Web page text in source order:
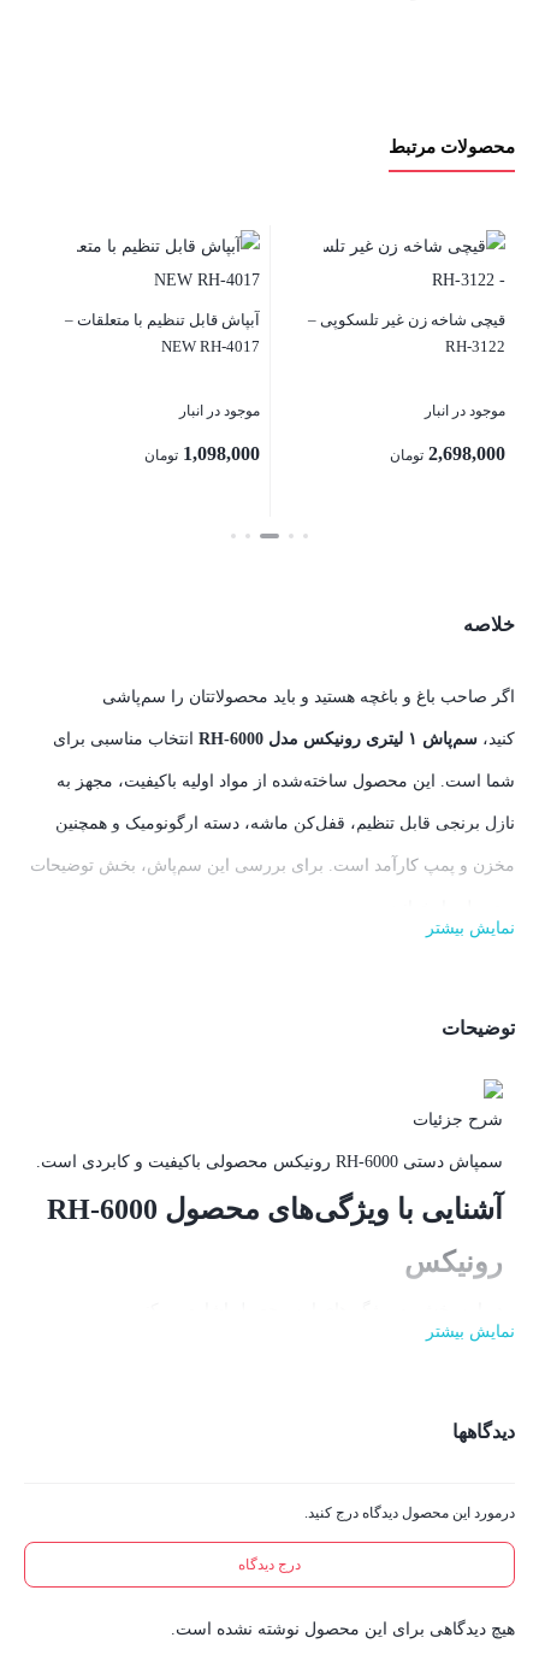
محصولات مرتبط
قیچی شاخه زن غیر تلسکوپی –
RH-3122
موجود در انبار
2,698,000 تومان
آبپاش قابل تنظیم با متعلقات –
NEW RH-4017
موجود در انبار
1,098,000 تومان
خلاصه
اگر صاحب باغ و باغچه هستید و باید محصولاتتان را سم‌پاشی
کنید، سم‌پاش ۱ لیتری رونیکس مدل RH-6000 انتخاب مناسبی برای
شما است. این محصول ساخته‌شده از مواد اولیه باکیفیت، مجهز به
نازل برنجی قابل تنظیم، قفل‌کن ماشه، دسته ارگونومیک و همچنین
مخزن و پمپ کارآمد است. برای بررسی این سم‌پاش، بخش توضیحات
نمایش بیشتر
توضیحات
شرح جزئیات
سمپاش دستی RH-6000 رونیکس محصولی باکیفیت و کابردی است.
آشنایی با ویژگی‌های محصول RH-6000
رونیکس
است. این مخزن در برابر تابش آفتاب مقاوم است. همچنین نازل
میزان پاشش و وزن:
۳ بار با وزن ۰٫۵۲ کیلوگرم
نمایش بیشتر
دیدگاهها
درمورد این محصول دیدگاه درج کنید.
درج دیدگاه
هیچ دیدگاهی برای این محصول نوشته نشده است.